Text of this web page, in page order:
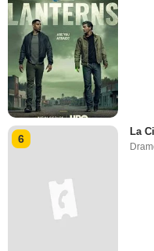
6
La